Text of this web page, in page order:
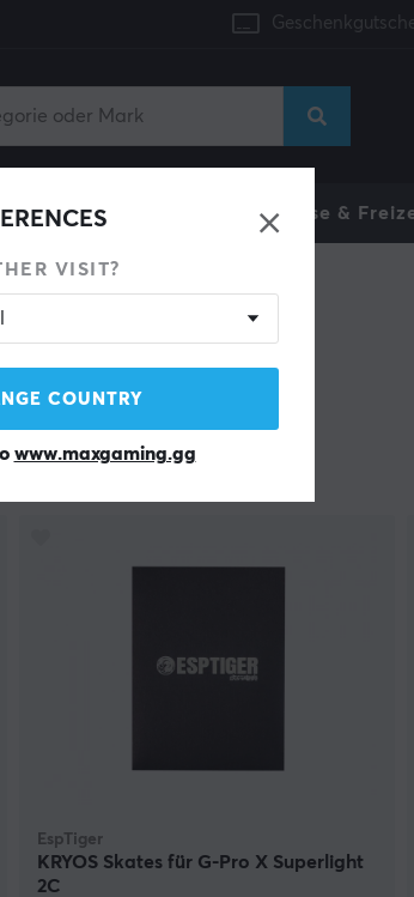
Handyzubehör Zuhause &
VISIT?
COUNTRY
www.maxgaming.gg
EspTiger
KRYOS Skates für G-Pro X Superlight
2C